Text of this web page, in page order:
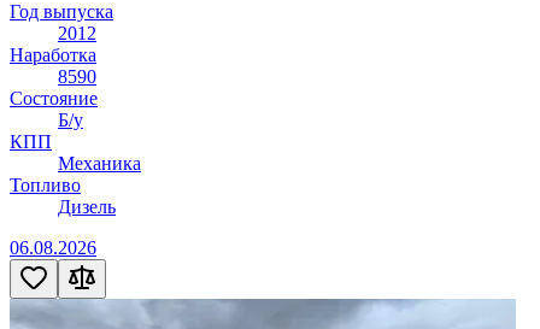
Год выпуска
2012
Наработка
8590
Состояние
Б/у
КПП
Механика
Топливо
Дизель
06.08.2026